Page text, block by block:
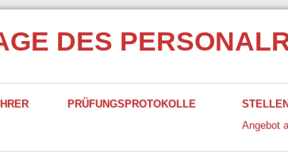
DES
PRÜFUNGSPROTOKOLLE
Angebot